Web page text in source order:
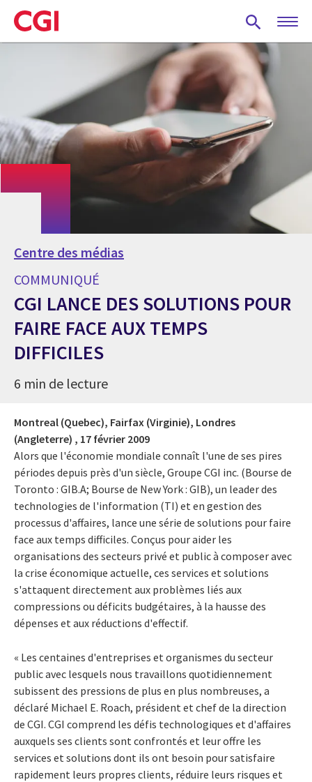
Skip
to
main
Centre des médias
COMMUNIQUÉ
CGI LANCE DES SOLUTIONS POUR
FAIRE FACE AUX TEMPS
DIFFICILES
6 min de lecture
Montreal (Quebec), Fairfax (Virginie), Londres
(Angleterre) , 17 février 2009
Alors que l'économie mondiale connaît l'une de ses pires
périodes depuis près d'un siècle, Groupe CGI inc. (Bourse de
Toronto : GIB.A; Bourse de New York : GIB), un leader des
technologies de l'information (TI) et en gestion des
processus d'affaires, lance une série de solutions pour faire
face aux temps difficiles. Conçus pour aider les
organisations des secteurs privé et public à composer avec
la crise économique actuelle, ces services et solutions
s'attaquent directement aux problèmes liés aux
compressions ou déficits budgétaires, à la hausse des
dépenses et aux réductions d'effectif.
« Les centaines d'entreprises et organismes du secteur
public avec lesquels nous travaillons quotidiennement
subissent des pressions de plus en plus nombreuses, a
déclaré Michael E. Roach, président et chef de la direction
de CGI. CGI comprend les défis technologiques et d'affaires
auxquels ses clients sont confrontés et leur offre les
services et solutions dont ils ont besoin pour satisfaire
rapidement leurs propres clients, réduire leurs risques et